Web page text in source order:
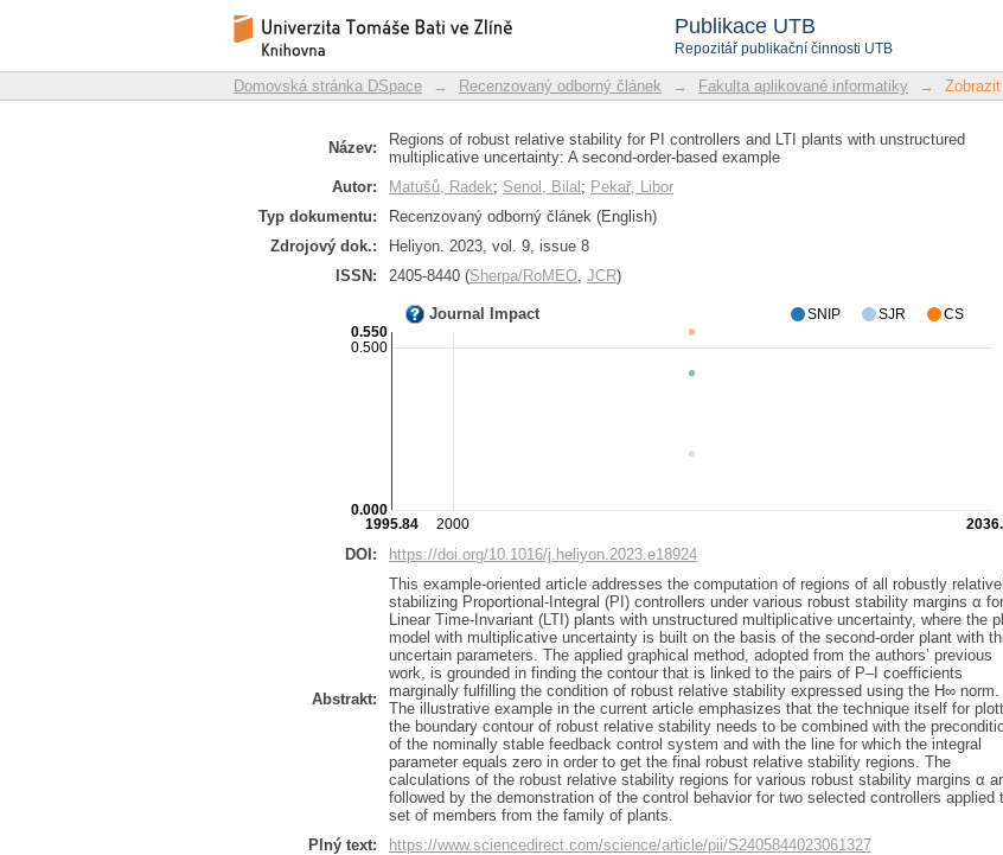
Publikace UTB
Repozitář publikační činnosti UTB
Regions of robust relative stability for PI
unstructured multiplicative uncertainty: A second-order-
Repozitář DSpace/Manakin
Domovská stránka DSpace → Recenzovaný odborný článek → Fakulta aplikované informatiky →
Název:
Regions of robust relative stability for PI controllers and LTI plants with unstructured
multiplicative uncertainty: A second-order-based example
Autor:
Matušů, Radek; Senol, Bilal ; Pekař, Libor
Typ dokumentu:
Recenzovaný odborný článek (English)
Zdrojový dok.:
Heliyon. 2023, vol. 9, issue 8
ISSN:
2405-8440 (Sherpa/RoMEO, JCR)
Journal Impact
2000
1995.84
0.500
0.000
0.550
SNIP SJR CS
DOI: https://doi.org/10.1016/j.heliyon.2023.e18924
Abstrakt:
This example-oriented article addresses the computation of regions of all robustly
stabilizing Proportional-Integral (PI) controllers under various robust stability margins α for
Linear Time-Invariant (LTI) plants with unstructured multiplicative uncertainty, where the
model with multiplicative uncertainty is built on the basis of the second-order plant with
uncertain parameters. The applied graphical method, adopted from the authors’ previous
work, is grounded in finding the contour that is linked to the pairs of P–I coefficients
marginally fulfilling the condition of robust relative stability expressed using the H∞ norm.
The illustrative example in the current article emphasizes that the technique itself for
the boundary contour of robust relative stability needs to be combined with the
of the nominally stable feedback control system and with the line for which the integral
parameter equals zero in order to get the final robust relative stability regions. The
calculations of the robust relative stability regions for various robust stability margins α
followed by the demonstration of the control behavior for two selected controllers applied
set of members from the family of plants.
Plný text:
https://www.sciencedirect.com/science/article/pii/S2405844023061327